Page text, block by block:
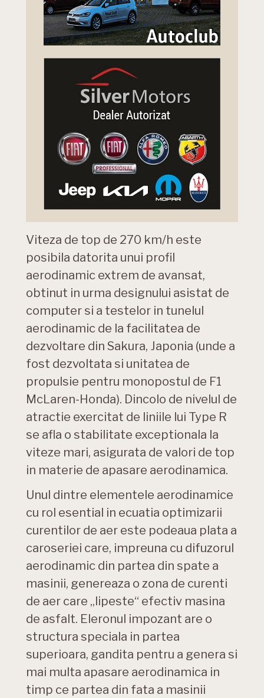
Viteza de top de 270 km/h este
posibila datorita unui profil
aerodinamic extrem de avansat,
obtinut in urma designului asistat de
computer si a testelor in tunelul
aerodinamic de la facilitatea de
dezvoltare din Sakura, Japonia (unde a
fost dezvoltata si unitatea de
propulsie pentru monopostul de F1
McLaren-Honda). Dincolo de nivelul de
atractie exercitat de liniile lui Type R
se afla o stabilitate exceptionala la
viteze mari, asigurata de valori de top
in materie de apasare aerodinamica.
Unul dintre elementele aerodinamice
cu rol esential in ecuatia optimizarii
curentilor de aer este podeaua plata a
caroseriei care, impreuna cu difuzorul
aerodinamic din partea din spate a
masinii, genereaza o zona de curenti
de aer care „lipeste“ efectiv masina
de asfalt. Eleronul impozant are o
structura speciala in partea
superioara, gandita pentru a genera si
mai multa apasare aerodinamica in
timp ce partea din fata a masinii